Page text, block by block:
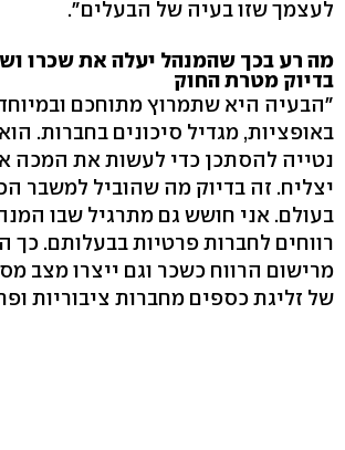
לעצמך שזו בעיה של הבעלים".
מה רע בכך שהמנהל יעלה את שכרו
בדיוק מטרת החוק
"הבעיה היא שתמרוץ מתוחכם
באופציות, מגדיל סיכונים בחברות.
נטייה להסתכן כדי לעשות את המכה
יצליח. זה בדיוק מה שהוביל למשבר
בעולם. אני חושש גם מתרגיל שבו
רווחים לחברות פרטיות בבעלותם. כך
מרישום הרווח כשכר וגם ייצרו מצב
של זליגת כספים מחברות ציבוריות